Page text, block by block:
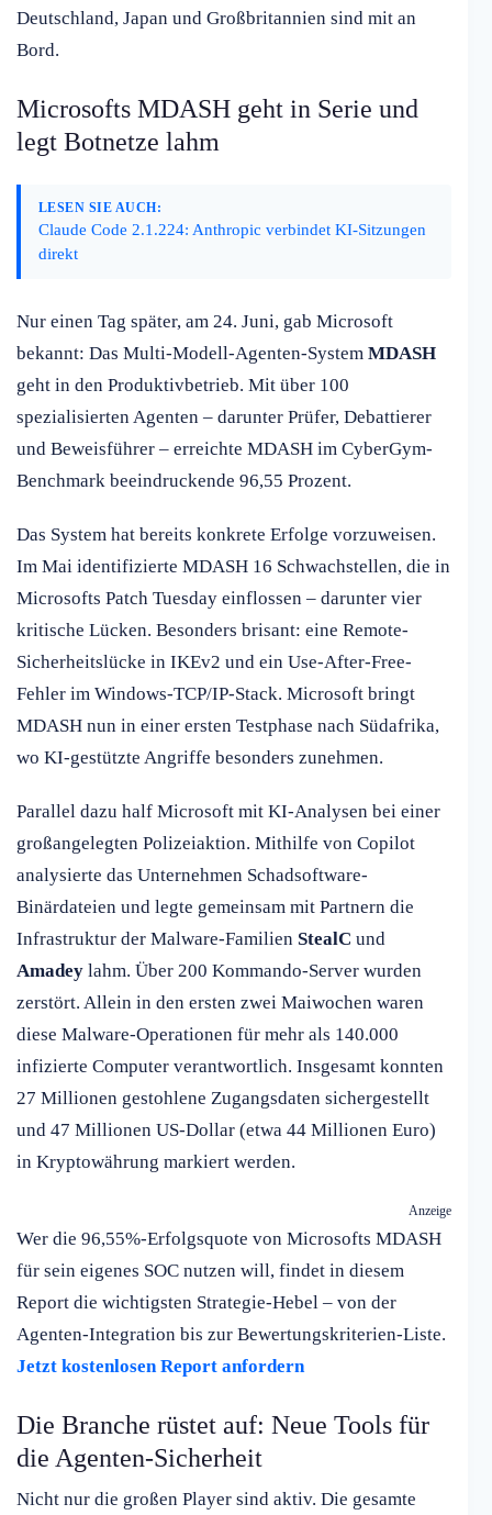
Deutschland, Japan und Großbritannien sind mit an
Bord.
Microsofts MDASH geht in Serie und
legt Botnetze lahm
LESEN SIE AUCH:
Claude Code 2.1.224: Anthropic verbindet KI-Sitzungen
direkt
Nur einen Tag später, am 24. Juni, gab Microsoft
bekannt: Das Multi-Modell-Agenten-System MDASH
geht in den Produktivbetrieb. Mit über 100
spezialisierten Agenten – darunter Prüfer, Debattierer
und Beweisführer – erreichte MDASH im CyberGym-
Benchmark beeindruckende 96,55 Prozent.
Das System hat bereits konkrete Erfolge vorzuweisen.
Im Mai identifizierte MDASH 16 Schwachstellen, die in
Microsofts Patch Tuesday einflossen – darunter vier
kritische Lücken. Besonders brisant: eine Remote-
Sicherheitslücke in IKEv2 und ein Use-After-Free-
Fehler im Windows-TCP/IP-Stack. Microsoft bringt
MDASH nun in einer ersten Testphase nach Südafrika,
wo KI-gestützte Angriffe besonders zunehmen.
Parallel dazu half Microsoft mit KI-Analysen bei einer
großangelegten Polizeiaktion. Mithilfe von Copilot
analysierte das Unternehmen Schadsoftware-
Binärdateien und legte gemeinsam mit Partnern die
Infrastruktur der Malware-Familien StealC und
Amadey lahm. Über 200 Kommando-Server wurden
zerstört. Allein in den ersten zwei Maiwochen waren
diese Malware-Operationen für mehr als 140.000
infizierte Computer verantwortlich. Insgesamt konnten
27 Millionen gestohlene Zugangsdaten sichergestellt
und 47 Millionen US-Dollar (etwa 44 Millionen Euro)
in Kryptowährung markiert werden.
Anzeige
Wer die 96,55%-Erfolgsquote von Microsofts MDASH
für sein eigenes SOC nutzen will, findet in diesem
Report die wichtigsten Strategie-Hebel – von der
Agenten-Integration bis zur Bewertungskriterien-Liste.
Jetzt kostenlosen Report anfordern
Die Branche rüstet auf: Neue Tools für
die Agenten-Sicherheit
Nicht nur die großen Player sind aktiv. Die gesamte